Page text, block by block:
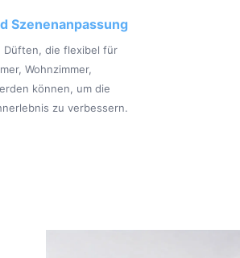
Szenenanpassung
Düften, die flexibel für
Wohnzimmer,
können, um die
zu verbessern.